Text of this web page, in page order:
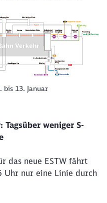
bis 13. Januar
Tagsüber weniger S-
das neue ESTW fährt
Uhr nur eine Linie durch